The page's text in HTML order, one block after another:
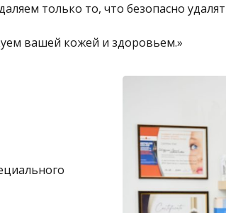
только то, что безопасно
вашей кожей и здоровьем.»